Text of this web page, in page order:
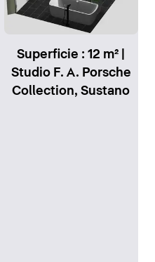
Superficie : 12 m² |
Studio F. A. Porsche
Collection, Sustano